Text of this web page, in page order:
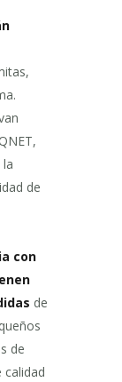
de
con
de
de
calidad